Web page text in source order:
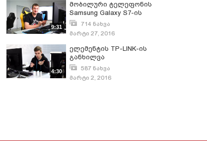
9:31
მობილური ტელეფონის
Samsung Galaxy S7-ის
განხილვა
714 ნახვა
მარტი 27, 2016
4:30
ელემენტის TP-LINK-ის
განხილვა
587 ნახვა
მარტი 2, 2016